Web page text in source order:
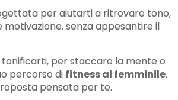
per aiutarti a ritrovare tono,
motivazione, senza appesantire il
per staccare la mente o
percorso di fitness al femminile,
pensata per te.